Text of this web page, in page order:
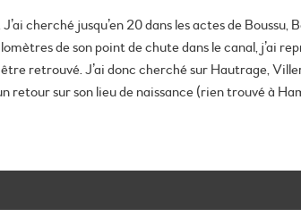
cherché jusqu’en 20 dans les actes de Boussu,
de son point de chute dans le canal, j’ai
retrouvé. J’ai donc cherché sur Hautrage,
retour sur son lieu de naissance (rien trouvé à